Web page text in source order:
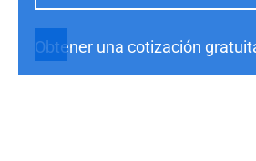
Obtener una cotización